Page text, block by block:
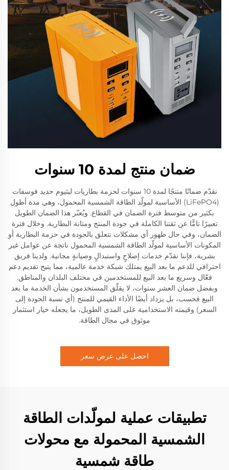
ضمان منتج لمدة 10 سنوات
نقدّم ضمانًا منتجًا لمدة 10 سنوات لحزمة بطاريات ليثيوم حديد فوسفات
(LiFePO4) الأساسية لمولّد الطاقة الشمسية المحمول، وهي مدة أطول
بكثير من متوسط فترة الضمان في القطاع. ويُعبّر هذا الضمان الطويل
تعبيرًا تامًّا عن ثقتنا الكاملة في جودة المنتج ومتانة البطارية. وخلال فترة
الضمان، وفي حال ظهور أي مشكلات تتعلق بالجودة في حزمة البطارية أو
المكونات الأساسية لمولّد الطاقة الشمسية المحمول ناتجة عن عوامل غير
بشرية، فإننا نقدّم خدمات إصلاحٍ واستبدالٍ وصيانةٍ مجانية. ولدينا فريق
احترافي للدعم ما بعد البيع يمتلك شبكة خدمة عالمية، مما يتيح تقديم دعم
فعّال وسريع ما بعد البيع للمستخدمين في مختلف البلدان والمناطق.
وبفضل ضمان العشر سنوات، لا يقلّق المستخدمون بشأن الخدمة ما بعد
البيع فحسب، بل يزداد أيضًا الأداء القيمي للمنتج (أي نسبة الجودة إلى
السعر) وقيمته الاستخدامية على المدى الطويل، ما يجعله خيار استثمار
موثوق في مجال الطاقة.
احصل على عرض سعر
تطبيقات عملية لمولّدات الطاقة
الشمسية المحمولة مع محولات
طاقة شمسية